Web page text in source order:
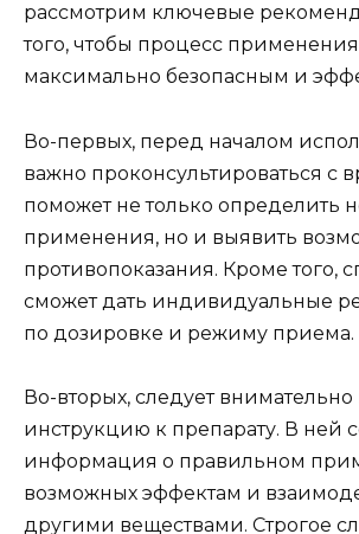
рассмотрим ключевые
того, чтобы процесс
максимально безопасным и
Во-первых, перед началом
важно проконсультироваться с
поможет не только определить
применения, но и выявить
противопоказания. Кроме того,
сможет дать индивидуальные
по дозировке и режиму приема.
Во-вторых, следует внимательно
инструкцию к препарату. В ней
информация о правильном
возможных эффектам и
другими веществами. Строгое